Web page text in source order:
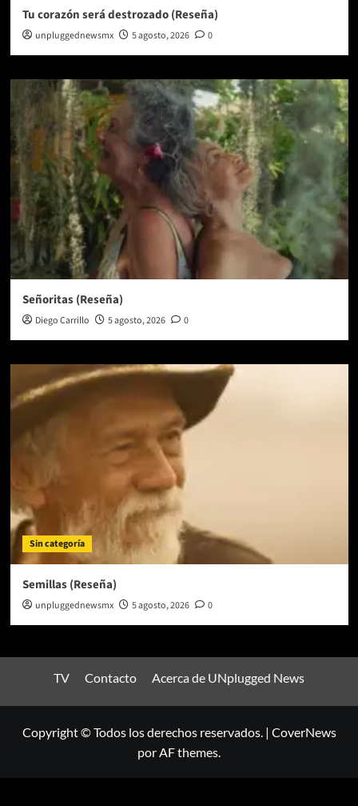
Tu corazón será destrozado (Reseña)
unpluggednewsmx 5 agosto, 2026 0
Señoritas (Reseña)
Diego Carrillo 5 agosto, 2026 0
Sin categoría
Semillas (Reseña)
unpluggednewsmx 5 agosto, 2026 0
TV Contacto Acerca de UNplugged News
Copyright © Todos los derechos reservados. | CoverNews
por AF themes.